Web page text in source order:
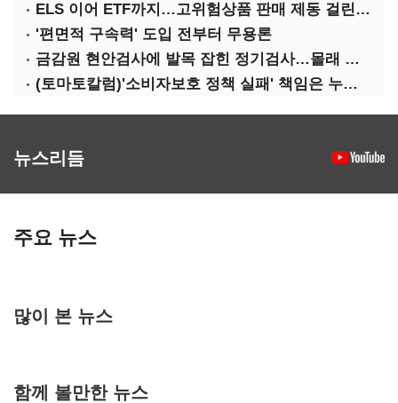
ELS 이어 ETF까지…고위험상품 판매 제동 걸린 은행
'편면적 구속력' 도입 전부터 무용론
금감원 현안검사에 발목 잡힌 정기검사…몰래 웃는 금융권
(토마토칼럼)'소비자보호 정책 실패' 책임은 누가 지나
뉴스리듬
주요 뉴스
많이 본 뉴스
함께 볼만한 뉴스